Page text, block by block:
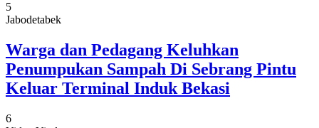
5
Jabodetabek
Warga dan Pedagang Keluhkan
Penumpukan Sampah Di Sebrang Pintu
Keluar Terminal Induk Bekasi
6